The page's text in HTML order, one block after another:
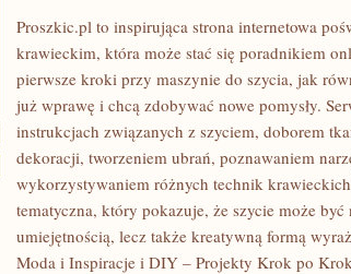
Proszkic.pl to inspirująca strona internetowa
krawieckim, która może stać się poradnikiem
pierwsze kroki przy maszynie do szycia, jak
już wprawę i chcą zdobywać nowe pomysły.
instrukcjach związanych z szyciem, doborem
dekoracji, tworzeniem ubrań, poznawaniem
wykorzystywaniem różnych technik
tematyczna, który pokazuje, że szycie może
umiejętnością, lecz także kreatywną formą
Moda i Inspiracje i DIY – Projekty Krok po